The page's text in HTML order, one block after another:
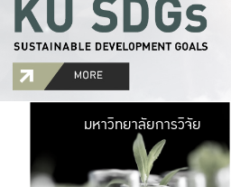
มหาวิ
มีพื้นที่เขียวสดใส
เป็นป่าในเมือง เกษต
มหาวิทยาลัยการวิจัย